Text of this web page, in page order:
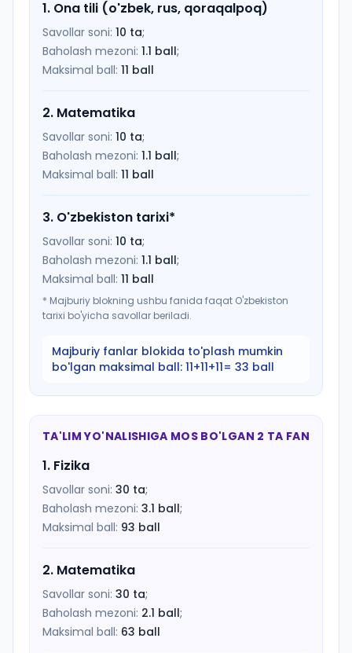
1. Ona tili (o'zbek, rus, qoraqalpoq)
Savollar soni: 10 ta;
Baholash mezoni: 1.1 ball;
Maksimal ball: 11 ball
2. Matematika
Savollar soni: 10 ta;
Baholash mezoni: 1.1 ball;
Maksimal ball: 11 ball
3. O'zbekiston tarixi*
Savollar soni: 10 ta;
Baholash mezoni: 1.1 ball;
Maksimal ball: 11 ball
* Majburiy blokning ushbu fanida faqat O'zbekiston
tarixi bo'yicha savollar beriladi.
Majburiy fanlar blokida to'plash mumkin
bo'lgan maksimal ball: 11+11+11= 33 ball
TA'LIM YO'NALISHIGA MOS BO'LGAN 2 TA FAN
1. Fizika
Savollar soni: 30 ta;
Baholash mezoni: 3.1 ball;
Maksimal ball: 93 ball
2. Matematika
Savollar soni: 30 ta;
Baholash mezoni: 2.1 ball;
Maksimal ball: 63 ball